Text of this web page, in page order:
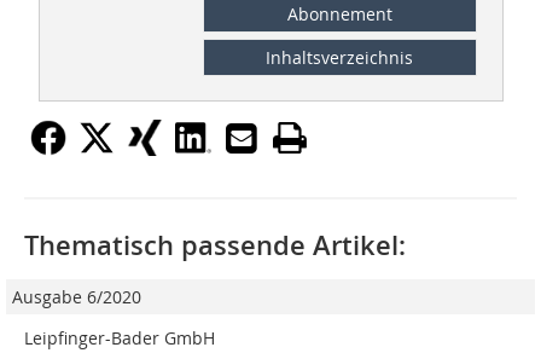
Abonnement
Inhaltsverzeichnis
Thematisch passende Artikel:
Ausgabe 6/2020
Leipfinger-Bader GmbH